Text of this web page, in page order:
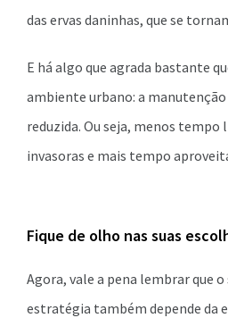
das ervas daninhas, que se
E há algo que agrada bastante
ambiente urbano: a
reduzida. Ou seja, menos tempo
invasoras e mais tempo
Fique de olho nas suas
Agora, vale a pena lembrar que o
estratégia também depende da